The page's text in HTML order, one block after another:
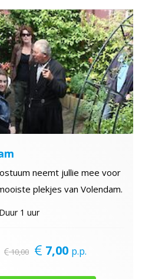
neemt jullie mee voor
plekjes van Volendam.
Duur1 uur
10,00 7,00 p.p.